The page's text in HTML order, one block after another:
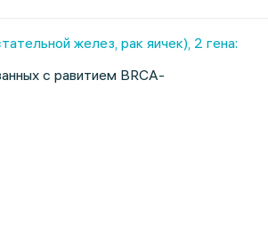
желез, рак яичек), 2 гена:
с равитием BRCA-